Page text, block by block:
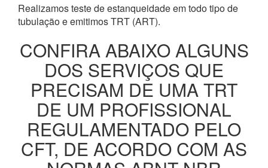
Realizamos teste de estanqueidade em todo tipo de
tubulação e emitimos TRT (ART).
CONFIRA ABAIXO ALGUNS
DOS SERVIÇOS QUE
PRECISAM DE UMA TRT
DE UM PROFISSIONAL
REGULAMENTADO PELO
CFT, DE ACORDO COM AS